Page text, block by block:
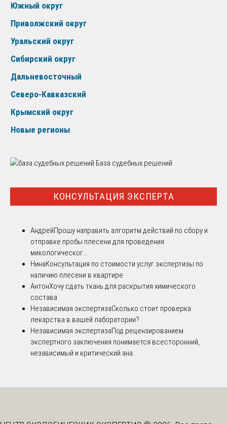
Южный округ
Приволжский округ
Уральский округ
Сибирский округ
Дальневосточный
Северо-Кавказский
Крымский округ
Новые регионы
База судебных решений
КОНСУЛЬТАЦИЯ ЭКСПЕРТА
АндрейПрошу направить алгоритм действий по сбору и
отправке пробы плесени для проведения
микологическог...
НинаКонсультация по стоимости услуг экспертизы по
наличию плесени в квартире
АнтонХочу сдать ткань для раскрытия химического
состава
Независимая экспертизаСколько стоит проверка
лекарства в вашей лаборатории?
Независимая экспертизаПод рецензированием
экспертного заключения понимается всесторонний,
независимый и критический ана...